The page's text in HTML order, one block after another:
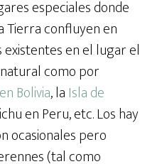
especiales donde
Tierra confluyen en
en el lugar el
como por
Bolivia, la Isla de
en Peru, etc. Los hay
ocasionales pero
(tal como